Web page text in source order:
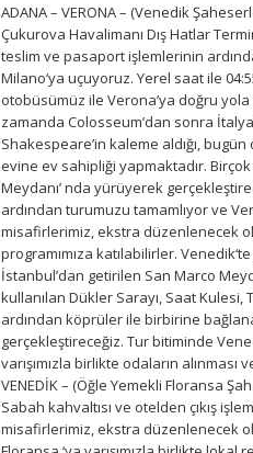
ADANA – VERONA – (Venedik
Çukurova Havalimanı Dış Hatlar
teslim ve pasaport işlemlerinin
Milano‘ya uçuyoruz. Yerel saat ile
otobüsümüz ile Verona’ya doğru yola
zamanda Colosseum’dan sonra
Shakespeare’in kaleme aldığı,
evine ev sahipliği yapmaktadır.
Meydanı’ nda yürüyerek
ardından turumuzu tamamlıyor ve
misafirlerimiz, ekstra düzenlenecek
programımıza katılabilirler.
İstanbul’dan getirilen San Marco
kullanılan Dükler Sarayı, Saat
ardından köprüler ile birbirine
gerçekleştireceğiz. Tur bitiminde
varışımızla birlikte odaların
VENEDİK – (Öğle Yemekli Floransa
Sabah kahvaltısı ve otelden çıkış
misafirlerimiz, ekstra düzenlenecek